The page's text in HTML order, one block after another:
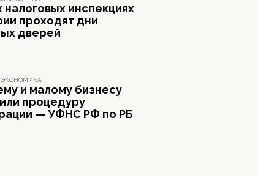
налоговых инспекциях
проходят дни
дверей
ЭКОНОМИКА
и малому бизнесу
процедуру
— УФНС РФ по РБ